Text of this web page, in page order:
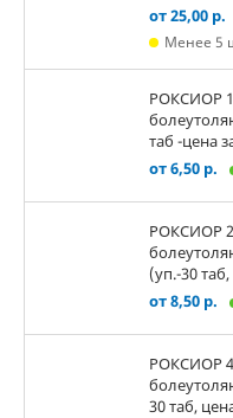
от 25,00 р.
Менее 5
РОКСИОР
таб -цена
от 6,50 р.
РОКСИОР
(уп.-30
от 8,50 р.
РОКСИОР
30 таб,